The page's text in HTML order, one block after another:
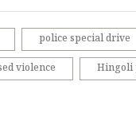
police special drive
violence Hingoli